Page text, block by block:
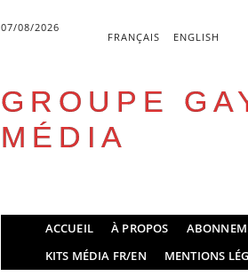
07/08/2026
FRANÇAIS ENGLISH
GROUPE
MÉDIA
Main menu
ACCUEIL À PROPOS
KITS MÉDIA FR/EN
MENTIONS